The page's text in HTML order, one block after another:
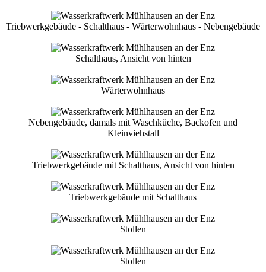
Triebwerkgebäude - Schalthaus - Wärterwohnhaus - Nebengebäude
Schalthaus, Ansicht von hinten
Wärterwohnhaus
Nebengebäude, damals mit Waschküche, Backofen und
Kleinviehstall
Triebwerkgebäude mit Schalthaus, Ansicht von hinten
Triebwerkgebäude mit Schalthaus
Stollen
Stollen